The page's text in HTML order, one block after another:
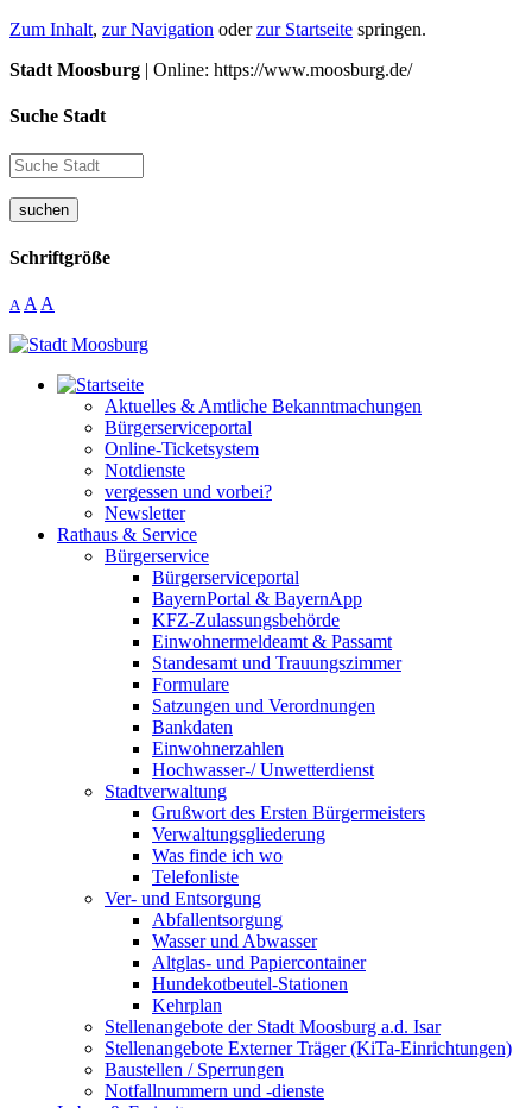
Zum Inhalt, zur Navigation oderzur Startseite springen.
Stadt Moosburg | Online: https://www.moosburg.de/
Suche Stadt
suchen
Schriftgröße
A A A
Aktuelles & Amtliche Bekanntmachungen
Bürgerserviceportal
Online-Ticketsystem
Notdienste
vergessen und vorbei?
Newsletter
Rathaus & Service
Bürgerservice
Bürgerserviceportal
BayernPortal & BayernApp
KFZ-Zulassungsbehörde
Einwohnermeldeamt & Passamt
Standesamt und Trauungszimmer
Formulare
Satzungen und Verordnungen
Bankdaten
Einwohnerzahlen
Hochwasser-/ Unwetterdienst
Stadtverwaltung
Grußwort des Ersten Bürgermeisters
Verwaltungsgliederung
Was finde ich wo
Telefonliste
Ver- und Entsorgung
Abfallentsorgung
Wasser und Abwasser
Altglas- und Papiercontainer
Hundekotbeutel-Stationen
Kehrplan
Stellenangebote der Stadt Moosburg a.d. Isar
Stellenangebote Externer Träger (KiTa-Einrichtungen)
Baustellen / Sperrungen
Notfallnummern und -dienste